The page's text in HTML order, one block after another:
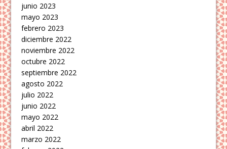
junio 2023
mayo 2023
febrero 2023
diciembre 2022
noviembre 2022
octubre 2022
septiembre 2022
agosto 2022
julio 2022
junio 2022
mayo 2022
abril 2022
marzo 2022